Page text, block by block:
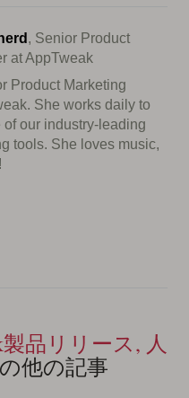
, Senior Product
at AppTweak
Product Marketing
She works daily to
our industry-leading
tools. She loves music,
製品リリース, 人
の他の記事